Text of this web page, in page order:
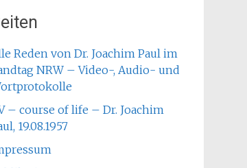
Reden von Dr. Joachim Paul im
NRW – Video-, Audio- und
– course of life – Dr. Joachim
19.08.1957